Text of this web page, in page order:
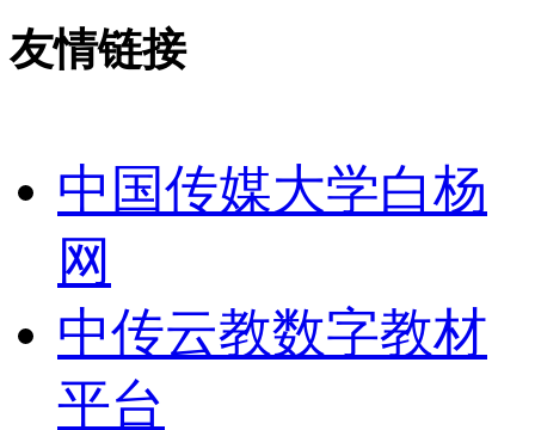
友情链接
中国传媒大学白杨
网
中传云教数字教材
平台